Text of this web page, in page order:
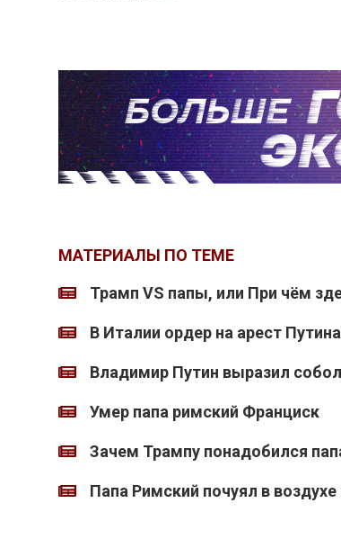
МАТЕРИАЛЫ ПО ТЕМЕ
Трамп VS папы, или При чём
В Италии ордер на арест
Владимир Путин выразил
Умер папа римский Франциск
Зачем Трампу понадобился
Папа Римский почуял в